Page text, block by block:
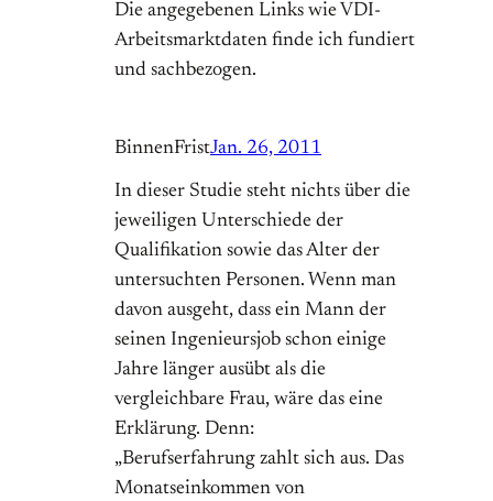
Die angegebenen Links wie VDI-
Arbeitsmarktdaten finde ich fundiert
und sachbezogen.
BinnenFristJan. 26, 2011
In dieser Studie steht nichts über die
jeweiligen Unterschiede der
Qualifikation sowie das Alter der
untersuchten Personen. Wenn man
davon ausgeht, dass ein Mann der
seinen Ingenieursjob schon einige
Jahre länger ausübt als die
vergleichbare Frau, wäre das eine
Erklärung. Denn:
„Berufserfahrung zahlt sich aus. Das
Monatseinkommen von